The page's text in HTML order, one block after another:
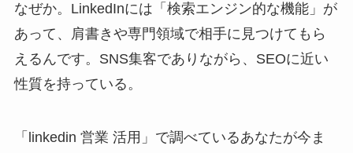
なぜか。LinkedInには「検索エンジン的な機能」が
あって、肩書きや専門領域で相手に見つけてもら
えるんです。SNS集客でありながら、SEOに近い
性質を持っている。
「linkedin 営業 活用」で調べているあなたが今ま